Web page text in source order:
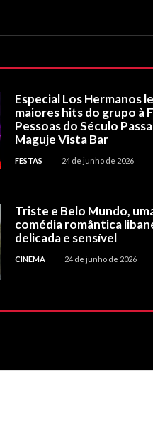
Especial Los Hermanos
maiores hits do grupo à
Pessoas do Século
Maguje Vista Bar
FESTAS 24 de junho de 2026
Triste e Belo Mundo,
comédia romântica
delicada e sensível
CINEMA 24 de junho de 2026